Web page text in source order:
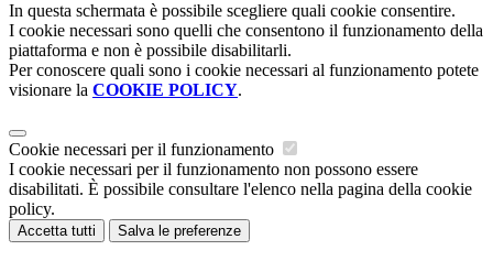
In questa schermata è possibile scegliere quali cookie consentire.
I cookie necessari sono quelli che consentono il funzionamento della
piattaforma e non è possibile disabilitarli.
Per conoscere quali sono i cookie necessari al funzionamento potete
visionare la COOKIE POLICY.
Cookie necessari per il funzionamento
I cookie necessari per il funzionamento non possono essere
disabilitati. È possibile consultare l'elenco nella pagina della cookie
policy.
Accetta tutti Salva le preferenze